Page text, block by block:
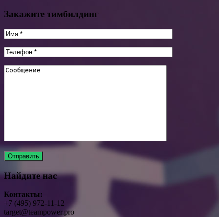
Закажите тимбилдинг
Найдите нас
Контакты:
+7 (495) 972-11-12
target@teampower.pro